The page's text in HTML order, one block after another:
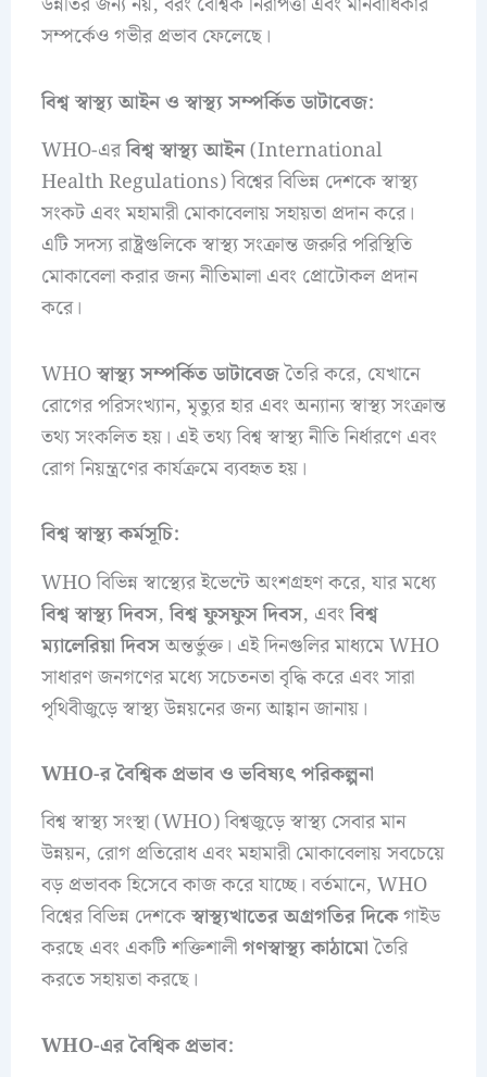
সম্পর্কেও গভীর প্রভাব ফেলেছে।
বিশ্ব স্বাস্থ্য আইন ও স্বাস্থ্য সম্পর্কিত ডাটাবেজ:
WHO-এরবিশ্ব স্বাস্থ্য আইন(International
Health Regulations) বিশ্বের বিভিন্ন দেশকে স্বাস্থ্য
সংকট এবং মহামারী মোকাবেলায় সহায়তা প্রদান করে।
এটি সদস্য রাষ্ট্রগুলিকে স্বাস্থ্য সংক্রান্ত জরুরি পরিস্থিতি
মোকাবেলা করার জন্য নীতিমালা এবং প্রোটোকল প্রদান
করে।
WHOস্বাস্থ্য সম্পর্কিত ডাটাবেজতৈরি করে, যেখানে
রোগের পরিসংখ্যান, মৃত্যুর হার এবং অন্যান্য স্বাস্থ্য সংক্রান্ত
তথ্য সংকলিত হয়। এই তথ্য বিশ্ব স্বাস্থ্য নীতি নির্ধারণে এবং
রোগ নিয়ন্ত্রণের কার্যক্রমে ব্যবহৃত হয়।
বিশ্ব স্বাস্থ্য কর্মসূচি:
WHO বিভিন্ন স্বাস্থ্যের ইভেন্টে অংশগ্রহণ করে, যার মধ্যে
বিশ্ব স্বাস্থ্য দিবস,বিশ্ব ফুসফুস দিবস, এবংবিশ্ব
ম্যালেরিয়া দিবসঅন্তর্ভুক্ত। এই দিনগুলির মাধ্যমে WHO
সাধারণ জনগণের মধ্যে সচেতনতা বৃদ্ধি করে এবং সারা
পৃথিবীজুড়ে স্বাস্থ্য উন্নয়নের জন্য আহ্বান জানায়।
WHO-র বৈশ্বিক প্রভাব ও ভবিষ্যৎ পরিকল্পনা
বিশ্ব স্বাস্থ্য সংস্থা (WHO) বিশ্বজুড়ে স্বাস্থ্য সেবার মান
উন্নয়ন, রোগ প্রতিরোধ এবং মহামারী মোকাবেলায় সবচেয়ে
বড় প্রভাবক হিসেবে কাজ করে যাচ্ছে। বর্তমানে, WHO
বিশ্বের বিভিন্ন দেশকেস্বাস্থ্যখাতের অগ্রগতির দিকেগাইড
করছে এবং একটি শক্তিশালীগণস্বাস্থ্য কাঠামোতৈরি
করতে সহায়তা করছে।
WHO-এর বৈশ্বিক প্রভাব: